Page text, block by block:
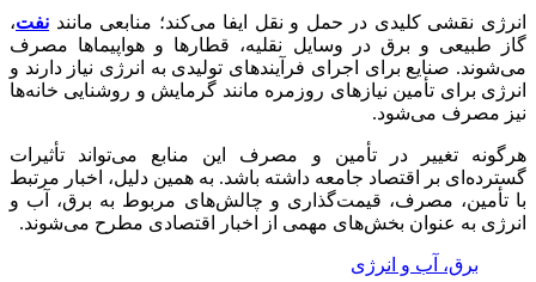
انرژی نقشی کلیدی در حمل و نقل ایفا می‌کند؛ منابعی مانند نفت،
گاز طبیعی و برق در وسایل نقلیه، قطارها و هواپیماها مصرف
می‌شوند. صنایع برای اجرای فرآیندهای تولیدی به انرژی نیاز دارند و
انرژی برای تأمین نیازهای روزمره مانند گرمایش و روشنایی خانه‌ها
نیز مصرف می‌شود.
هرگونه تغییر در تأمین و مصرف این منابع می‌تواند تأثیرات
گسترده‌ای بر اقتصاد جامعه داشته باشد. به همین دلیل، اخبار مرتبط
با تأمین، مصرف، قیمت‌گذاری و چالش‌های مربوط به برق، آب و
انرژی به عنوان بخش‌های مهمی از اخبار اقتصادی مطرح می‌شوند.
برق، آب و انرژی